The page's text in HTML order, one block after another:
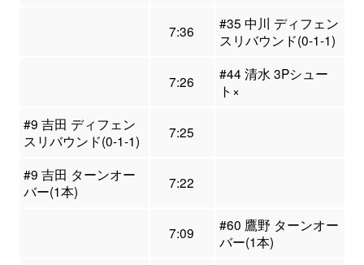
7:36
#35 中川 ディフェン
スリバウンド(0-1-1)
7:26
#44 清水 3Pシュー
ト×
#9 吉田 ディフェン
スリバウンド(0-1-1)
7:25
#9 吉田 ターンオー
バー(1本)
7:22
7:09
#60 鷹野 ターンオー
バー(1本)